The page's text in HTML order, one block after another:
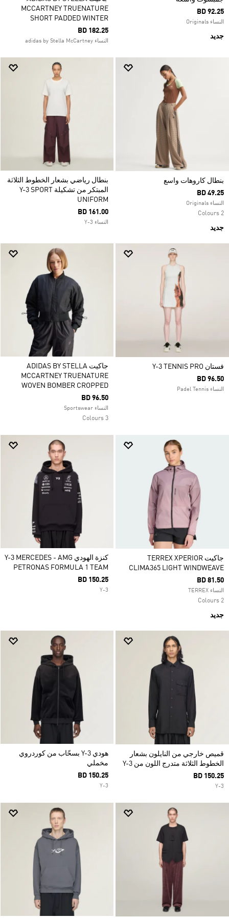
BD 92.25
النساء Originals
جديد
MCCARTNEY TRUENATURE
SHORT PADDED WINTER
BD 182.25
النساء adidas by Stella McCartney
بنطال كاروهات واسع
BD 49.25
النساء Originals
2 Colours
جديد
بنطال رياضي بشعار الخطوط الثلاثة
المبتكر من تشكيلة Y-3 SPORT
UNIFORM
BD 161.00
النساء Y-3
فستان Y-3 TENNIS PRO
BD 96.50
النساء Padel Tennis
جاكيت ADIDAS BY STELLA
MCCARTNEY TRUENATURE
WOVEN BOMBER CROPPED
BD 96.50
النساء Sportswear
3 Colours
جاكيت TERREX XPERIOR
CLIMA365 LIGHT WINDWEAVE
BD 81.50
النساء TERREX
2 Colours
جديد
كنزة الهودي Y-3 MERCEDES - AMG
PETRONAS FORMULA 1 TEAM
BD 150.25
Y-3
قميص خارجي من النايلون بشعار
الخطوط الثلاثة متدرج اللون من Y-3
BD 150.25
Y-3
هودي Y-3 بسحّاب من كوردروي
مخملي
BD 150.25
Y-3